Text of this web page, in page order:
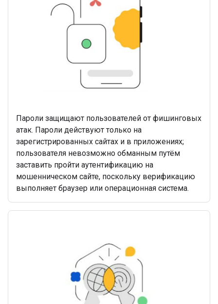
Пароли защищают пользователей от фишинговых
атак. Пароли действуют только на
зарегистрированных сайтах и ​​в приложениях;
пользователя невозможно обманным путём
заставить пройти аутентификацию на
мошенническом сайте, поскольку верификацию
выполняет браузер или операционная система.